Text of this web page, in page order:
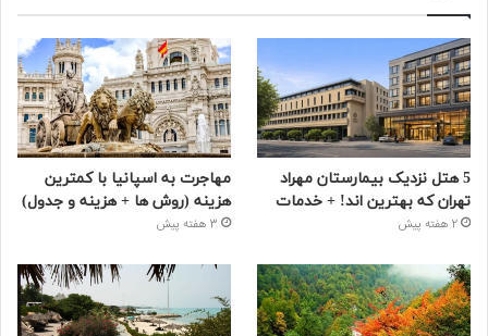
5 هتل نزدیک بیمارستان مهراد
تهران که بهترین‌ اند! + خدمات
2 هفته پیش
مهاجرت به اسپانیا با کمترین
هزینه (روش ها + هزینه و جدول)
3 هفته پیش